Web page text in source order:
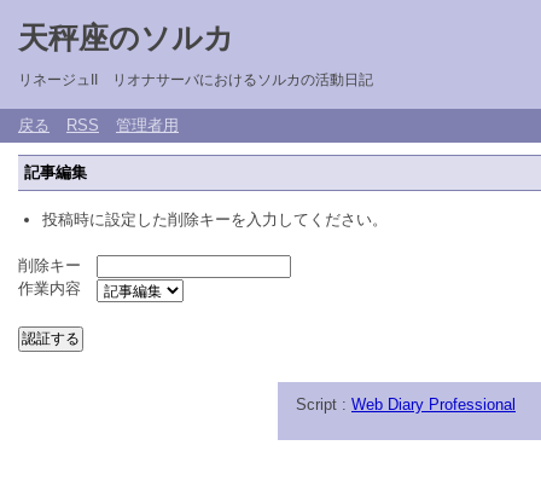
天秤座のソルカ
リネージュII リオナサーバにおけるソルカの活動日記
戻る RSS 管理者用
記事編集
投稿時に設定した削除キーを入力してください。
削除キー
作業内容
Script : Web Diary Professional